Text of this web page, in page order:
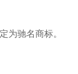
驰名商标。